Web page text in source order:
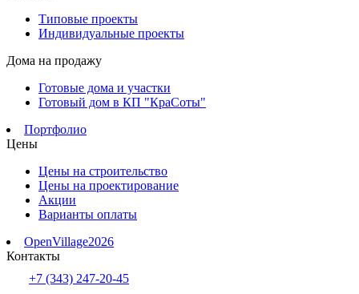
Типовые проекты
Индивидуальные проекты
Дома на продажу
Готовые дома и участки
Готовый дом в КП "КраСоты"
Портфолио
Цены
Цены на строительство
Цены на проектирование
Акции
Варианты оплаты
OpenVillage2026
Контакты
+7 (343) 247-20-45